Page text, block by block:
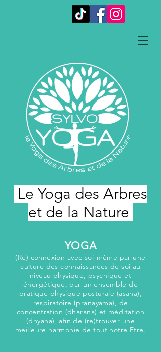
Le Yoga des Arbres
et de la Nature
YOGA
(Re) connexion avec soi-même par une
culture des connaissances de soi au
niveau physique, psychique et
énergétique, par un ensemble de
pratique physique posturale (asana),
respiratoire (pranayama), de
concentration (dharana) et méditation
(dhyana), afin de (re)trouver une
meilleure harmonie de tout notre Etre.